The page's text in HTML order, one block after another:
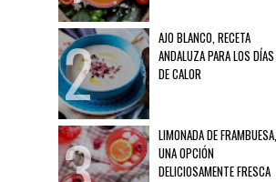
AJO BLANCO, RECETA
ANDALUZA PARA LOS DÍAS
DE CALOR
LIMONADA DE FRAMBUESA,
UNA OPCIÓN
DELICIOSAMENTE FRESCA